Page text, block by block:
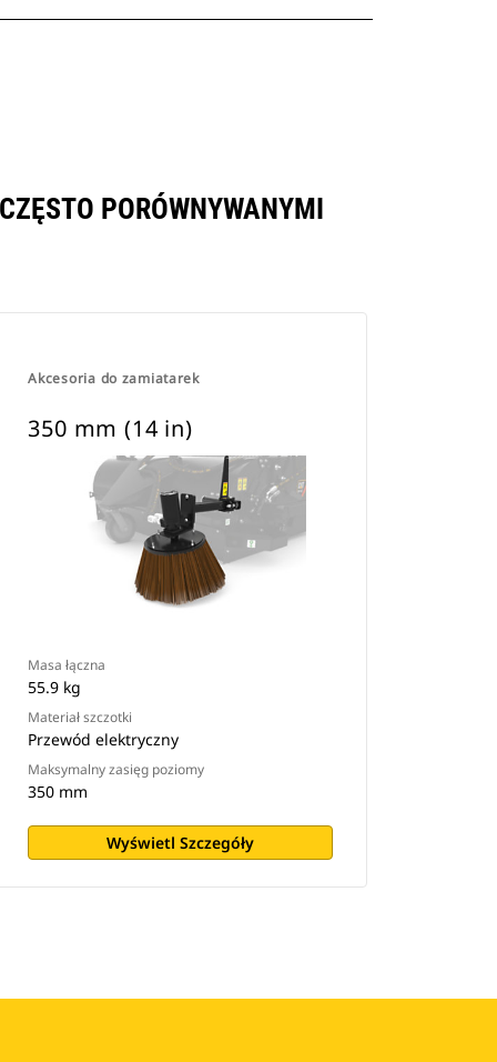
PORÓWNYWANYMI
Akcesoria do zamiatarek
350 mm (14 in)
Masa łączna
55.9 kg
Materiał szczotki
Przewód elektryczny
Maksymalny zasięg poziomy
350 mm
Wyświetl Szczegóły